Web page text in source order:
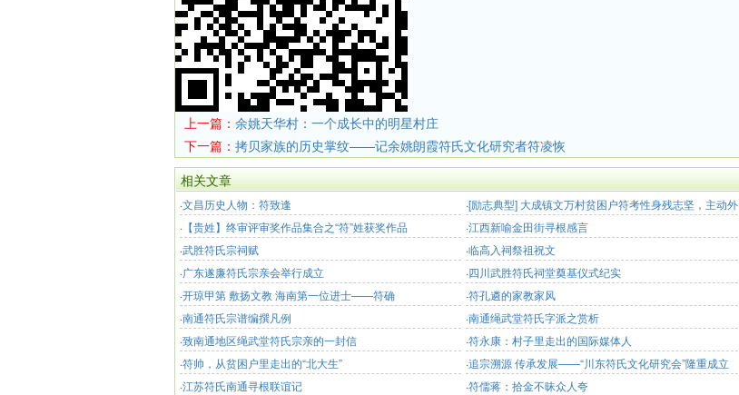
上一篇： 余姚天华村：一个成长中的明星村庄
下一篇： 拷贝家族的历史掌纹——记余姚朗霞符氏文化研究者符凌恢
相关文章
·文昌历史人物：符致逢 ·[励志典型] 大成镇文万村贫困户符考性身残志坚，主动外
出务工 “靠双手我也可以做到吃穿不愁”
· 【贵姓】终审评审奖作品集合之“符”姓获奖作品 ·江西新喻金田街寻根感言
·武胜符氏宗祠赋 ·临高入祠祭祖祝文
·广东遂廉符氏宗亲会举行成立 ·四川武胜符氏祠堂奠基仪式纪实
·开琼甲第 敷扬文教 海南第一位进士——符确 ·符孔遴的家教家风
·南通符氏宗谱编撰凡例 ·南通绳武堂符氏字派之赏析
·致南通地区绳武堂符氏宗亲的一封信 ·符永康：村子里走出的国际媒体人
·符帅，从贫困户里走出的“北大生” ·追宗溯源 传承发展——“川东符氏文化研究会”隆重成立
·江苏符氏南通寻根联谊记 ·符儒蒋：拾金不昧众人夸